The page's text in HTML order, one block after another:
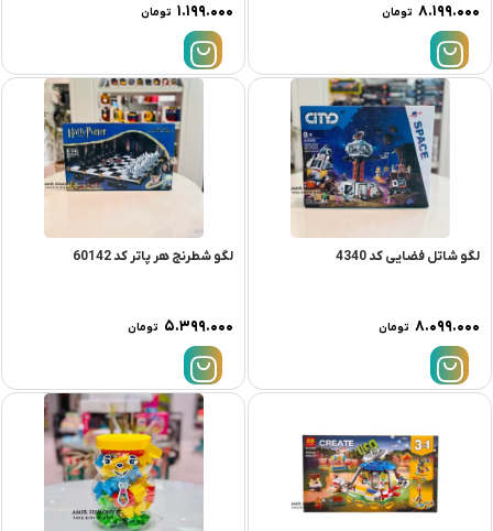
۸.۱۹۹.۰۰۰ تومان ۱.۱۹۹.۰۰۰ تومان
لگو شاتل فضایی کد 4340
۸.۰۹۹.۰۰۰ تومان
لگو شطرنج هر پاتر کد 60142
۵.۳۹۹.۰۰۰ تومان